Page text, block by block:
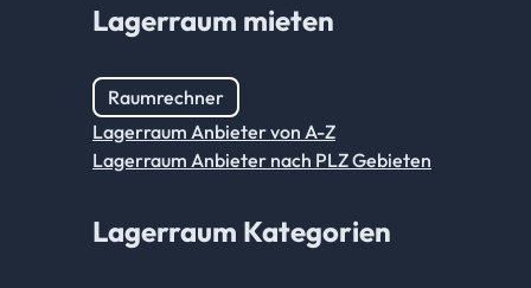
Lagerraum mieten
Raumrechner
Lagerraum Anbieter von A-Z
Lagerraum Anbieter nach PLZ Gebieten
Lagerraum Kategorien